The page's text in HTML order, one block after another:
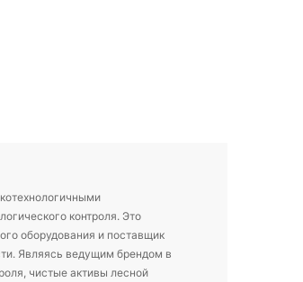
контроля. Это
оборудования и поставщик
Являясь ведущим брендом в
чистые активы лесной